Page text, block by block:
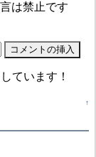
は禁止です
ています！
↑